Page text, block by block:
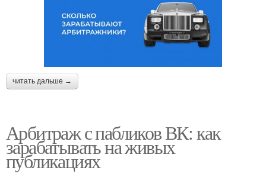
читать дальше →
Арбитраж с пабликов ВК: как
зарабатывать на живых
публикациях